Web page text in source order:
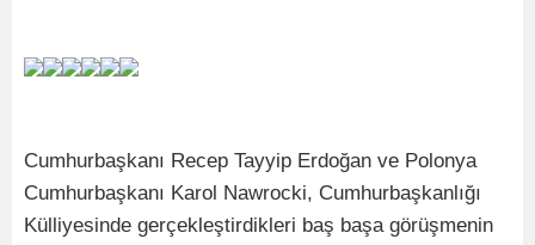
Cumhurbaşkanı Recep Tayyip Erdoğan ve Polonya
Cumhurbaşkanı Karol Nawrocki, Cumhurbaşkanlığı
Külliyesinde gerçekleştirdikleri baş başa görüşmenin